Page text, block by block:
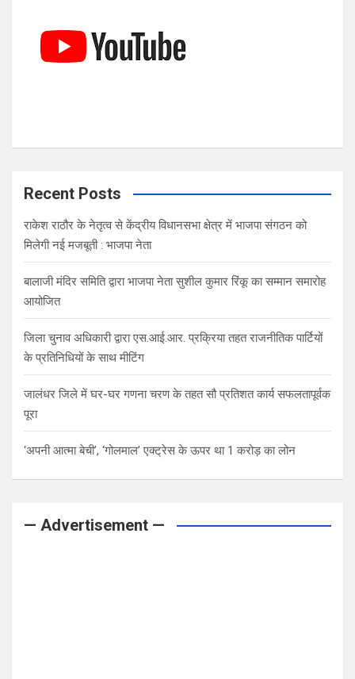
Recent Posts
राकेश राठौर के नेतृत्व से केंद्रीय विधानसभा क्षेत्र में भाजपा संगठन को
मिलेगी नई मजबूती : भाजपा नेता
बालाजी मंदिर समिति द्वारा भाजपा नेता सुशील कुमार रिंकू का सम्मान समारोह
आयोजित
जिला चुनाव अधिकारी द्वारा एस.आई.आर. प्रक्रिया तहत राजनीतिक पार्टियों
के प्रतिनिधियों के साथ मीटिंग
जालंधर जिले में घर-घर गणना चरण के तहत सौ प्रतिशत कार्य सफलतापूर्वक
पूरा
‘अपनी आत्मा बेची’, ‘गोलमाल’ एक्ट्रेस के ऊपर था 1 करोड़ का लोन
— Advertisement —